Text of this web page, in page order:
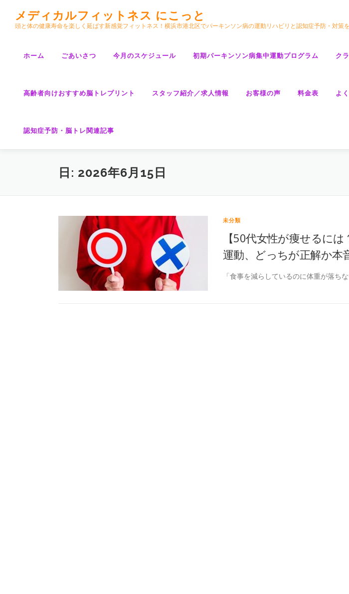
メディカルフィットネス にこっと
頭と体の健康寿命を楽しく延ばす新感覚フィットネス！横浜市港北区でパーキンソン病の運動リハビリと認知症予防・対策
ホーム ごあいさつ 今月のスケジュール 初期パーキンソン病集中運動プログラム ク
高齢者向けおすすめ脳トレプリント スタッフ紹介／求人情報 お客様の声 料金表 よ
認知症予防・脳トレ関連記事
日: 2026年6月15日
未分類
【50代女性が痩せるに
運動、どっちが正解か本
「食事を減らしているのに体重が落ち